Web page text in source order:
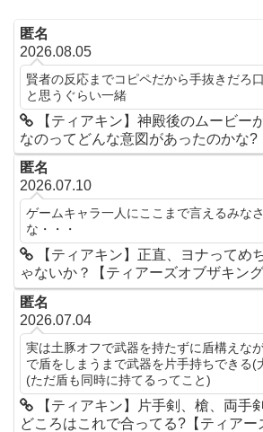
匿名
2026.08.05
賢者の反応までコピペだから手抜きだろ
と思うぐらい一緒
【ティアキン】神殿後のムービー
なのってどんな意図があったのかな?
匿名
2026.07.10
ゲームキャラ一人にここまで言えるみな
な・・・
【ティアキン】正直、ヨナってめ
ゃないか？【ティアーズオブザキング
匿名
2026.07.04
実は土豚オフで武器を持たずに盾構えな
で盾をしまうまで武器を片手持ちできる(
(ただ盾も同時に持てるってこと)
【ティアキン】片手剣、槍、両手
どころはこれで合ってる?【ティア